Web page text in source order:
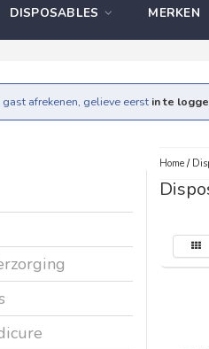
DISPOSABLES MERKEN
afrekenen, gelieve eerst in te
Home/